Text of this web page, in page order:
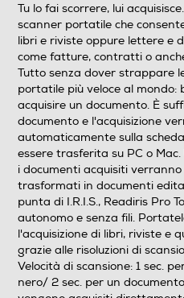
risoluzione a colori: 4
e nero: 3 secondi - Bassa
Bassa risoluzione in bianco
Caricatore documenti
Adattatore lucidi
Porta USB
Firewire
Tu lo fai scorrere, lui
scanner portatile che
libri e riviste oppure lettere e
come fatture, contratti o
Tutto senza dover strappare
portatile più veloce al mondo:
acquisire un documento. È
documento e l'acquisizione
automaticamente sulla
essere trasferita su PC o
i documenti acquisiti
trasformati in documenti
punta di I.R.I.S., Readiris Pro
autonomo e senza fili.
l'acquisizione di libri, riviste e
grazie alle risoluzioni di
Velocità di scansione: 1 sec.
nero/ 2 sec. per un